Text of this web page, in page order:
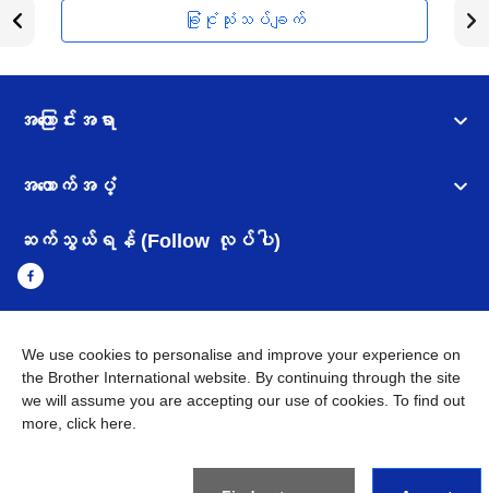
ခြုံငုံသုံးသပ်ချက်
အကြောင်းအရာ
အထောက်အပံ့
ဆက်သွယ်ရန် (Follow လုပ်ပါ)
Myanmar Brother ၏ ကမ္ဘာတစ်ဝန်းရှိ ကွန်ယက်များ
အချက်အလက်မူဝါဒ အသုံးပြုမူဝါဒ
သုံးစွဲရန် ဝက်ဆိုဒ်အညွှန်း
Brother Global ဝက်ဆိုဒ်သို့သွားရန်
BROTHER INTERNATIONAL SINGAPORE PTE. LTD. All
We use cookies to personalise and improve your experience on
the Brother International website. By continuing through the site
we will assume you are accepting our use of cookies. To find out
more, click here